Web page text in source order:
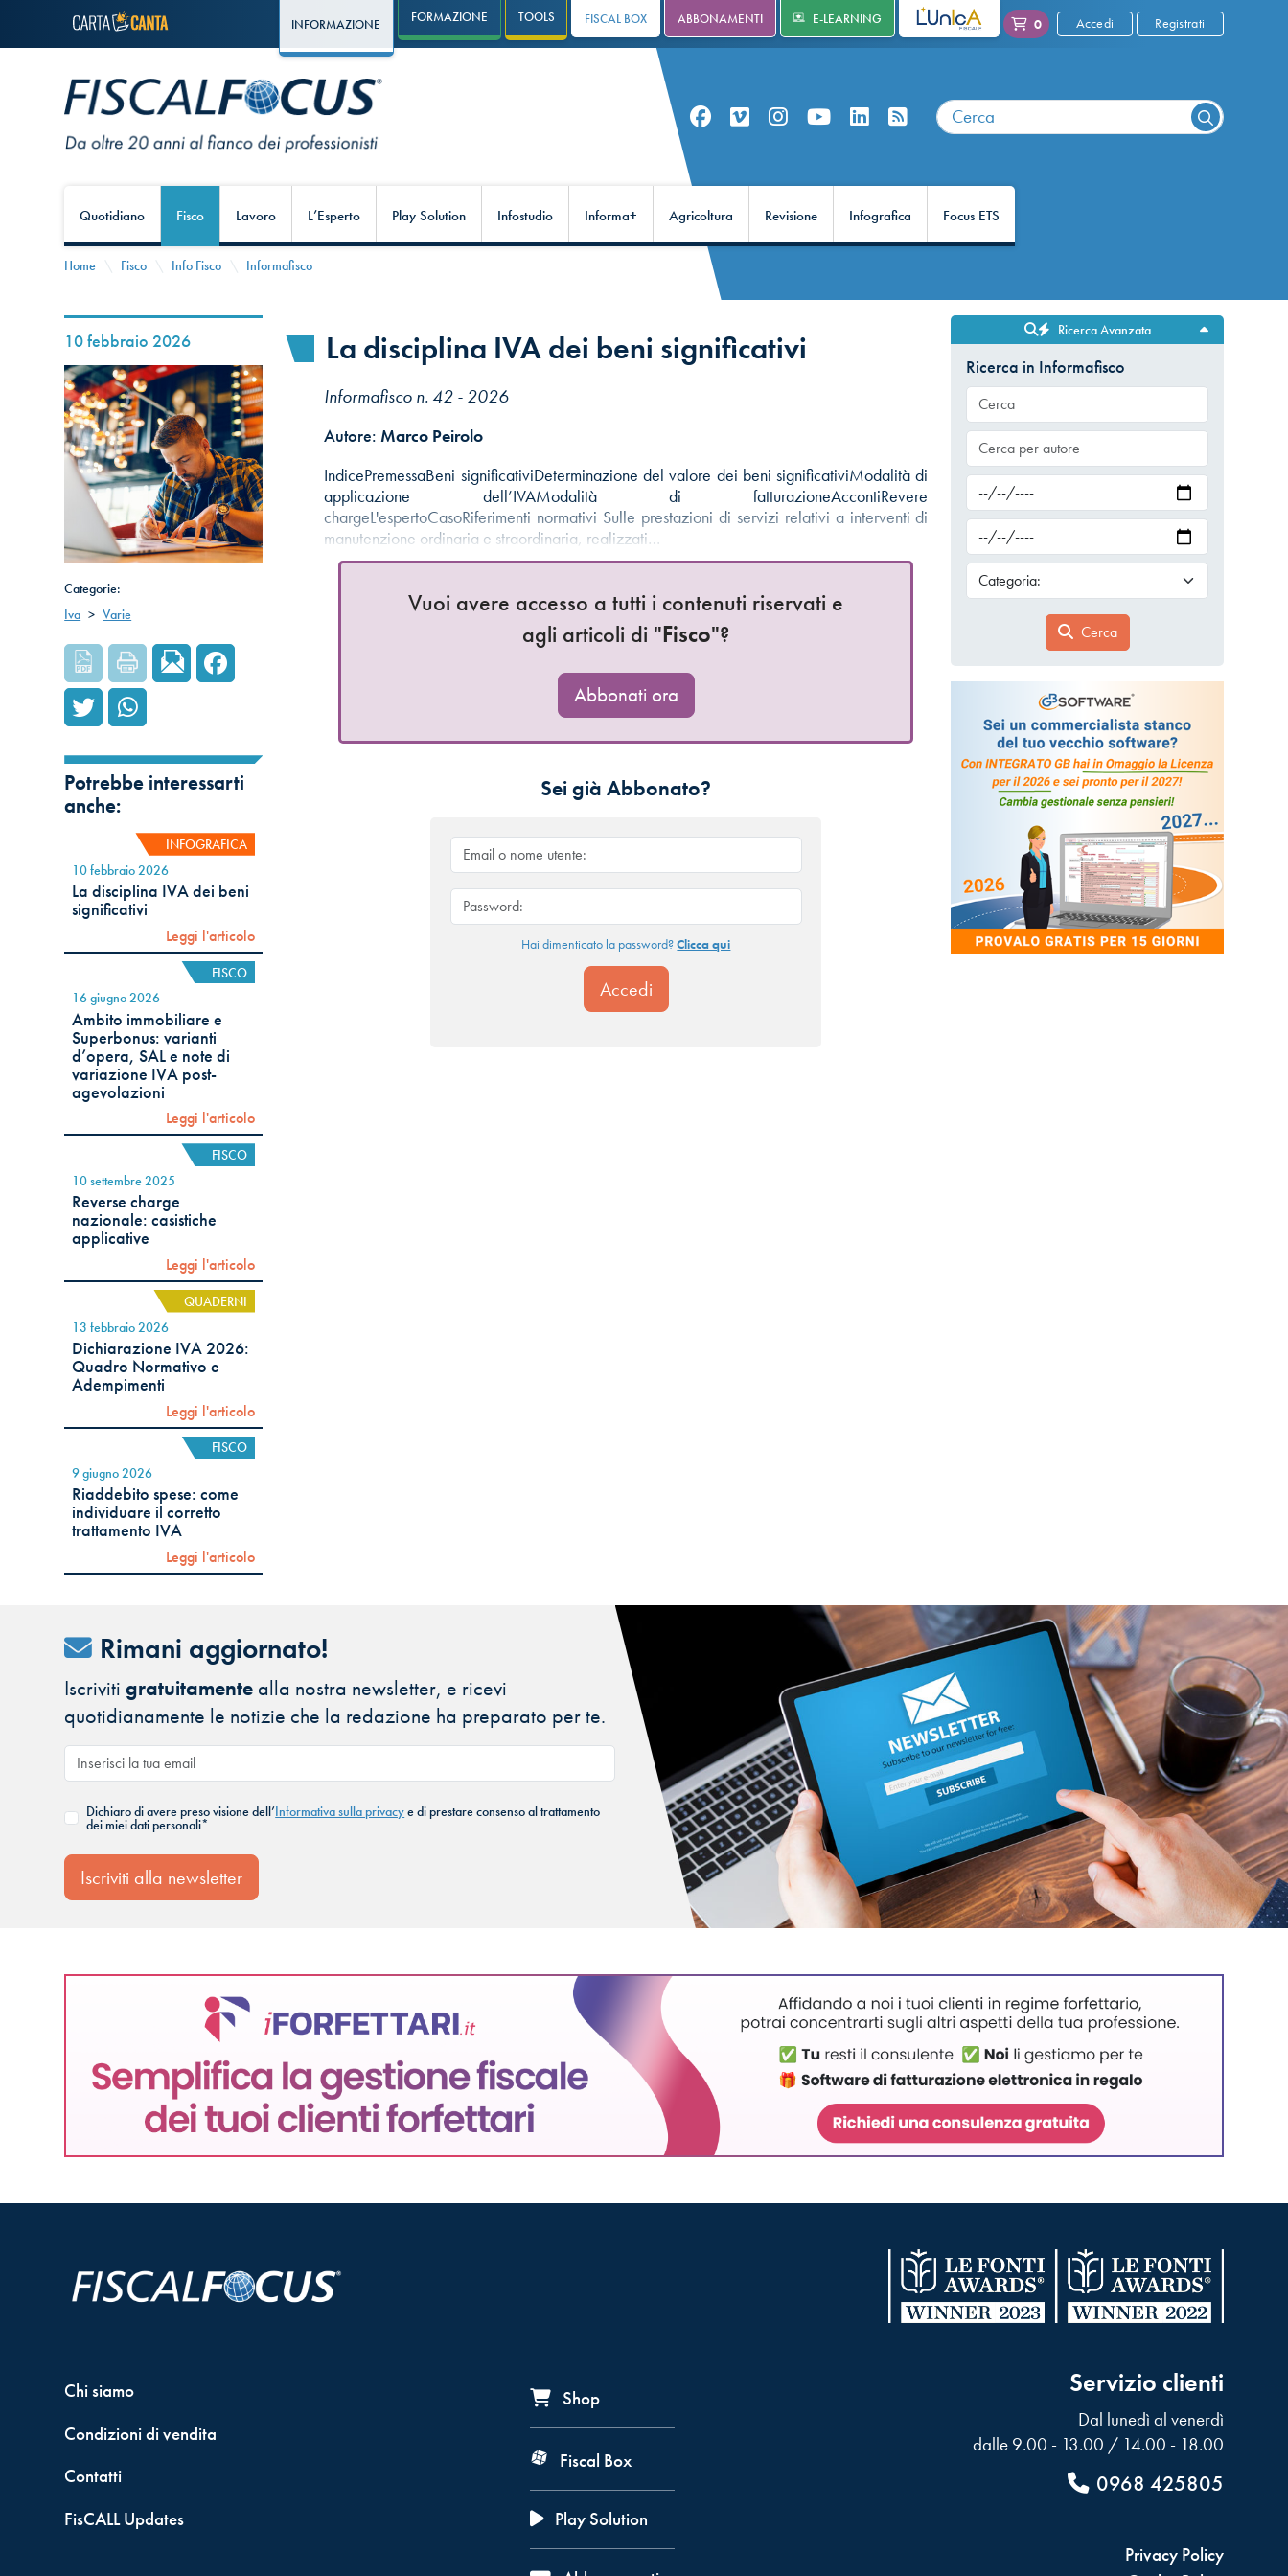
INFORMAZIONE FORMAZIONE TOOLS FISCAL BOX ABBONAMENTI E-LEARNING L'UNICA 0 Accedi Registrati
Quotidiano Fisco Lavoro L’Esperto Play Solution Infostudio Informa+ Agricoltura Revisione Infografica Focus ETS
Home Fisco Info Fisco Informafisco
10 febbraio 2026
Categorie:
Iva > Varie
Potrebbe interessarti
anche:
INFOGRAFICA
10 febbraio 2026
La disciplina IVA dei beni
significativi
Leggi l'articolo
FISCO
16 giugno 2026
Ambito immobiliare e
Superbonus: varianti
d’opera, SAL e note di
variazione IVA post-
agevolazioni
Leggi l'articolo
FISCO
10 settembre 2025
Reverse charge
nazionale: casistiche
applicative
Leggi l'articolo
QUADERNI
13 febbraio 2026
Dichiarazione IVA 2026:
Quadro Normativo e
Adempimenti
Leggi l'articolo
FISCO
9 giugno 2026
Riaddebito spese: come
individuare il corretto
trattamento IVA
Leggi l'articolo
La disciplina IVA dei beni significativi
Informafisco n. 42 - 2026
Autore:Marco Peirolo
IndicePremessaBeni significativiDeterminazione del valore dei beni significativiModalità di
applicazione dell’IVAModalità di fatturazioneAccontiRevere
chargeL'espertoCasoRiferimenti normativi Sulle prestazioni di servizi relativi a interventi di
manutenzione ordinaria e straordinaria, realizzati…
Vuoi avere accesso a tutti i contenuti riservati e
agli articoli di "Fisco"?
Abbonati ora
Sei già Abbonato?
Hai dimenticato la password?Clicca qui
Ricerca Avanzata
Ricerca in Informafisco
Cerca
Rimani aggiornato!
Iscrivitigratuitamente alla nostra newsletter, e ricevi
quotidianamente le notizie che la redazione ha preparato per te.
Dichiaro di avere preso visione dell’Informativa sulla privacye di prestare consenso al trattamento
dei miei dati personali*
Iscriviti alla newsletter
Chi siamo
Condizioni di vendita
Contatti
FisCALL Updates
Shop
Fiscal Box
Play Solution
Servizio clienti
Dal lunedì al venerdì
dalle 9.00 - 13.00 / 14.00 - 18.00
0968 425805
Privacy Policy